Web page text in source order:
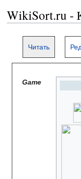
WikiSort.ru -
Читать
Game